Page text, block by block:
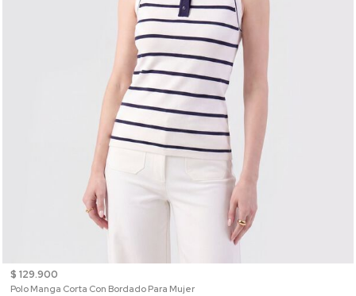
$ 129.900
Polo Manga Corta Con Bordado Para Mujer